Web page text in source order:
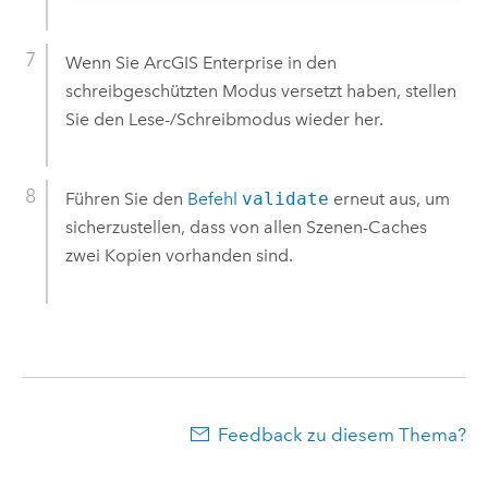
Wenn Sie ArcGIS Enterprisein den
schreibgeschützten Modus versetzt haben, stellen
Sie den Lese-/Schreibmodus wieder her.
Führen Sie den Befehl validate erneut aus, um
sicherzustellen, dass von allen Szenen-Caches
zwei Kopien vorhanden sind.
Feedback zu diesem Thema?